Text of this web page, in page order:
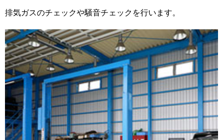
排気ガスのチェックや騒音チェックを行います。